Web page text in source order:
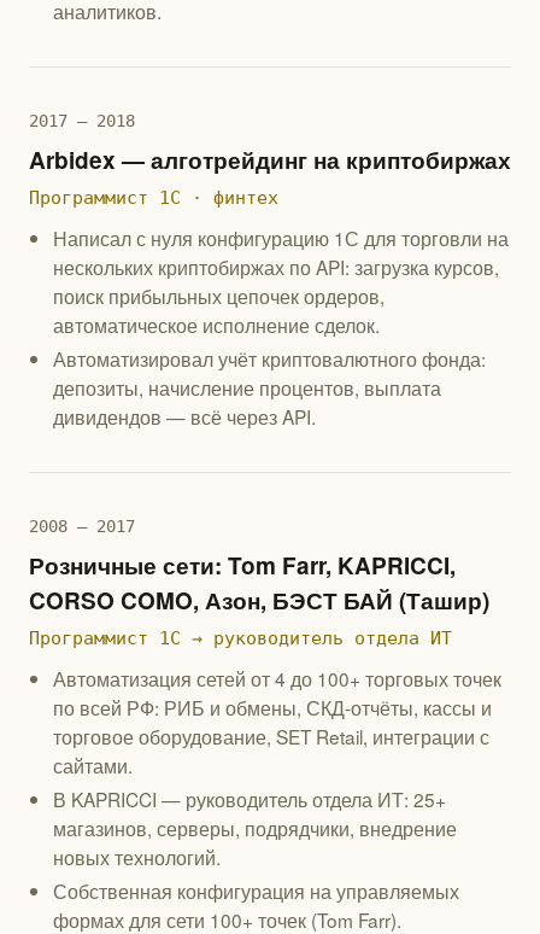
аналитиков.
2017 — 2018
Arbidex — алготрейдинг на криптобиржах
Программист 1С · финтех
Написал с нуля конфигурацию 1С для торговли на
нескольких криптобиржах по API: загрузка курсов,
поиск прибыльных цепочек ордеров,
автоматическое исполнение сделок.
Автоматизировал учёт криптовалютного фонда:
депозиты, начисление процентов, выплата
дивидендов — всё через API.
2008 — 2017
Розничные сети: Tom Farr, KAPRICCI,
CORSO COMO, Азон, БЭСТ БАЙ (Ташир)
Программист 1С → руководитель отдела ИТ
Автоматизация сетей от 4 до 100+ торговых точек
по всей РФ: РИБ и обмены, СКД-отчёты, кассы и
торговое оборудование, SET Retail, интеграции с
сайтами.
В KAPRICCI — руководитель отдела ИТ: 25+
магазинов, серверы, подрядчики, внедрение
новых технологий.
Собственная конфигурация на управляемых
формах для сети 100+ точек (Tom Farr).